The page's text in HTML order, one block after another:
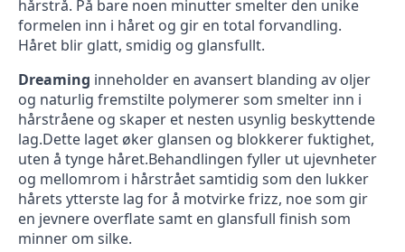
hårstrå. På bare noen minutter smelter den unike
formelen inn i håret og gir en total forvandling.
Håret blir glatt, smidig og glansfullt.
Dreaming inneholder en avansert blanding av oljer
og naturlig fremstilte polymerer som smelter inn i
hårstråene og skaper et nesten usynlig beskyttende
lag.Dette laget øker glansen og blokkerer fuktighet,
uten å tynge håret.Behandlingen fyller ut ujevnheter
og mellomrom i hårstrået samtidig som den lukker
hårets ytterste lag for å motvirke frizz, noe som gir
en jevnere overflate samt en glansfull finish som
minner om silke.